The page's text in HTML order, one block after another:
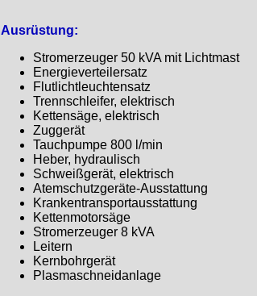
Ausrüstung:
Stromerzeuger 50 kVA mit Lichtmast
Energieverteilersatz
Flutlichtleuchtensatz
Trennschleifer, elektrisch
Kettensäge, elektrisch
Zuggerät
Tauchpumpe 800 l/min
Heber, hydraulisch
Schweißgerät, elektrisch
Atemschutzgeräte-Ausstattung
Krankentransportausstattung
Kettenmotorsäge
Stromerzeuger 8 kVA
Leitern
Kernbohrgerät
Plasmaschneidanlage